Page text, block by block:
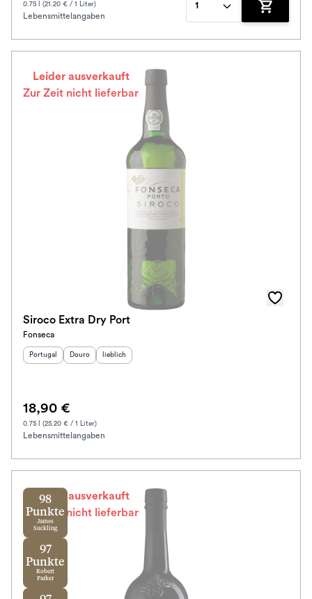
0.75 l (21.20 € / 1 Liter)
Lebensmittelangaben
1
Zum
Leider ausverkauft
Zur Zeit nicht lieferbar
Siroco Extra Dry Port
Fonseca
Herkunftsland:
Portugal Herkunftsregion:
Douro Geschmack
lieblich
18,90 €
0.75 l (25.20 € / 1 Liter)
Lebensmittelangaben
Leider ausverkauft
Zur Zeit nicht lieferbar
98
Punkte
James
Suckling
97
Punkte
Robert
Parker